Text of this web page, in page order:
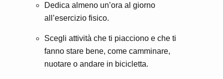
Dedica almeno un’ora al giorno
all’esercizio fisico.
Scegli attività che ti piacciono e che ti
fanno stare bene, come camminare,
nuotare o andare in bicicletta.